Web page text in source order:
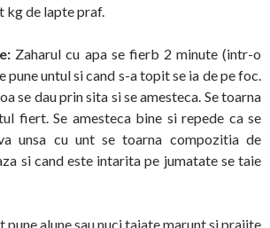
kg de lapte praf.
Zaharul cu apa se fierb 2 minute (intr-o
pune untul si cand s-a topit se ia de pe foc.
se dau prin sita si se amesteca. Se toarna
fiert. Se amesteca bine si repede ca se
unsa cu unt se toarna compozitia de
si cand este intarita pe jumatate se taie
pune alune sau nuci taiate marunt si prajite